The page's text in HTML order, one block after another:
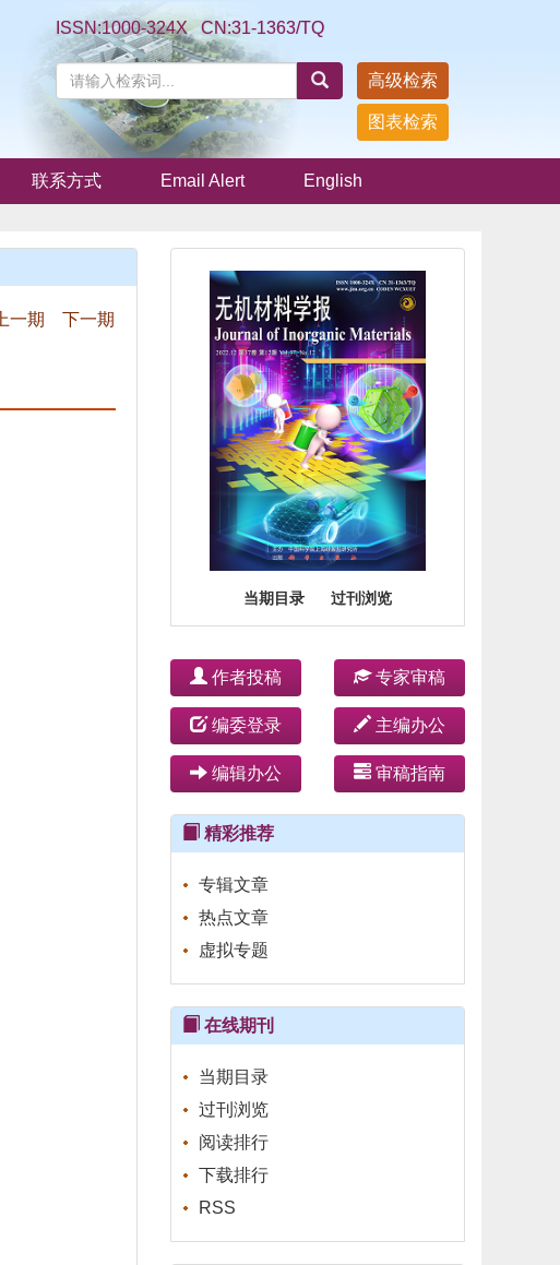
ISSN:1000-324X CN:31-1363/TQ
高级检索
图表检索
联系方式 Email Alert English
当期目录 过刊浏览
作者投稿 专家审稿
编委登录 主编办公
编辑办公 审稿指南
精彩推荐
专辑文章
热点文章
虚拟专题
在线期刊
当期目录
过刊浏览
阅读排行
下载排行
RSS
上一期 下一期